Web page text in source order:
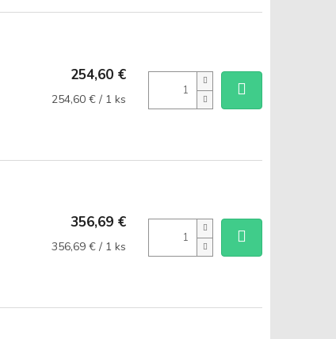
254,60 €
Jednotková
254,60 € / 1 ks
356,69 €
Jednotková
356,69 € / 1 ks